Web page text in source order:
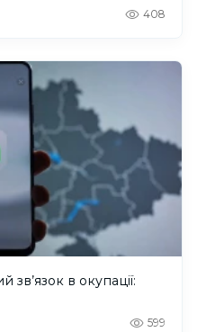
408
в окупації:
599